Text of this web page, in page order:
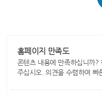
홈페이지 만족도
콘텐츠 내용에 만족하십니까?
주십시오. 의견을 수렴하여 빠